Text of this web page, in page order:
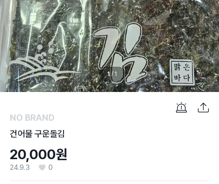
1 / 1
NO BRAND
건어물 구운돌김
20,000원
24.9.3 0